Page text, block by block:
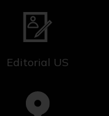
Editorial US